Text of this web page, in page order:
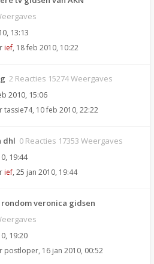
13:13
ief, 18 feb 2010, 10:22
2 Reacties 15274 Weergaves
2010, 15:06
tassie74, 10 feb 2010, 22:22
dhl 0 Reacties 17353 Weergaves
19:44
ief, 25 jan 2010, 19:44
veronica gidsen
19:20
postloper, 16 jan 2010, 00:52